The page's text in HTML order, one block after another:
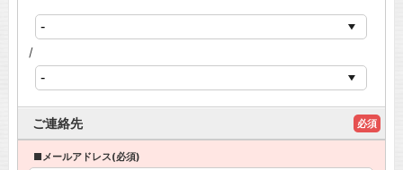
/
ご連絡先 必須
■メールアドレス(必須)